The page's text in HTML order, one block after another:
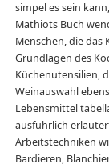
simpel es sein
Mathiots Buch
Menschen, die das
Grundlagen des
Küchenutensilien,
Weinauswahl
Lebensmittel
ausführlich
Arbeitstechniken
Bardieren,